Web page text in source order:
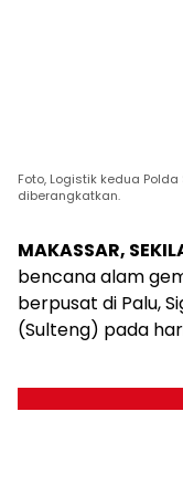
Foto, Logistik kedua
diberangkatkan.
MAKASSAR,
bencana alam
berpusat di Palu,
(Sulteng) pada